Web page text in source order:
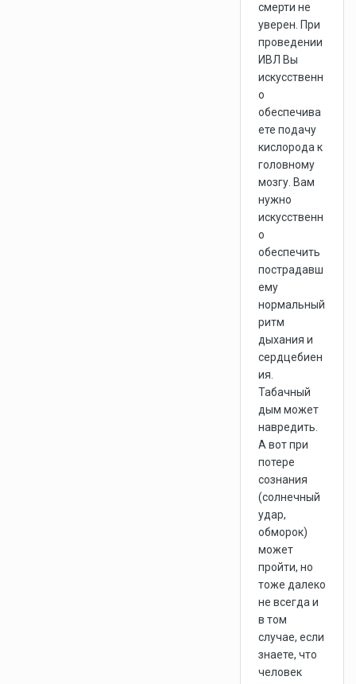
смерти не
уверен. При
проведении
ИВЛ Вы
искусственн
о
обеспечива
ете подачу
кислорода к
головному
мозгу. Вам
нужно
искусственн
о
обеспечить
пострадавш
ему
нормальный
ритм
дыхания и
сердцебиен
ия.
Табачный
дым может
навредить.
А вот при
потере
сознания
(солнечный
удар,
обморок)
может
пройти, но
тоже далеко
не всегда и
в том
случае, если
знаете, что
человек